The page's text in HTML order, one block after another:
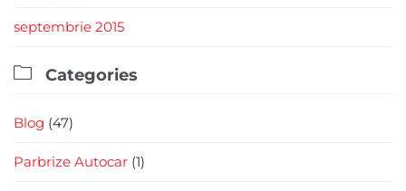
septembrie 2015
 Categories
Blog (47)
Parbrize Autocar (1)